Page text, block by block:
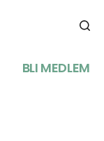
BLI MEDLEM